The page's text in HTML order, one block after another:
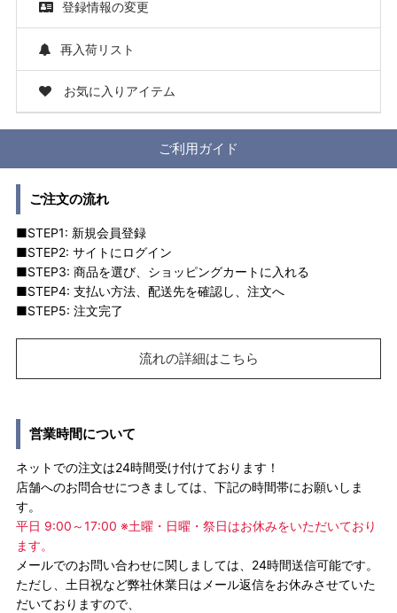
登録情報の変更
再入荷リスト
お気に入りアイテム
ご利用ガイド
ご注文の流れ
■STEP1: 新規会員登録
■STEP2: サイトにログイン
■STEP3: 商品を選び、ショッピングカートに入れる
■STEP4: 支払い方法、配送先を確認し、注文へ
■STEP5: 注文完了
流れの詳細はこちら
営業時間について
ネットでの注文は24時間受け付けております！
店舗へのお問合せにつきましては、下記の時間帯にお願いしま
す。
平日 9:00～17:00 ※土曜・日曜・祭日はお休みをいただいており
ます。
メールでのお問い合わせに関しましては、24時間送信可能です。
ただし、土日祝など弊社休業日はメール返信をお休みさせていた
だいておりますので、